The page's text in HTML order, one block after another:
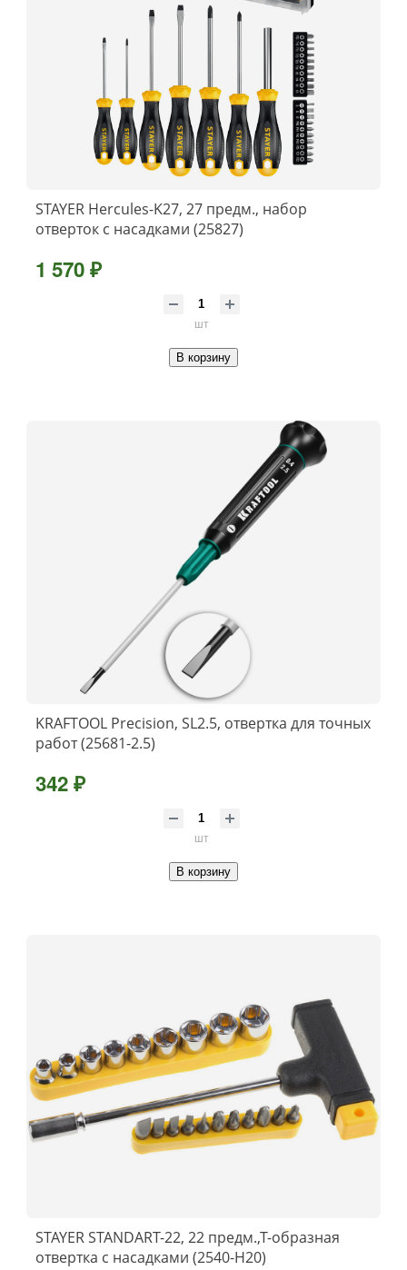
STAYER Hercules-K27, 27 предм., набор
отверток с насадками (25827)
1 570 ₽
шт
В корзину
KRAFTOOL Precision, SL2.5, отвертка для точных
работ (25681-2.5)
342 ₽
шт
В корзину
STAYER STANDART-22, 22 предм.,Т-образная
отвертка с насадками (2540-H20)